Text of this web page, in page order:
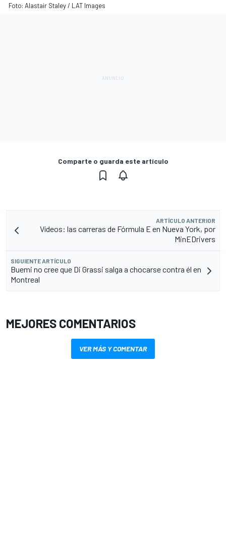
Foto: Alastair Staley / LAT Images
Comparte o guarda este artículo
ARTÍCULO ANTERIOR
Vídeos: las carreras de Fórmula E en Nueva York, por
MinEDrivers
SIGUIENTE ARTÍCULO
Buemi no cree que Di Grassi salga a chocarse contra él en
Montreal
MEJORES COMENTARIOS
VER MÁS Y COMENTAR